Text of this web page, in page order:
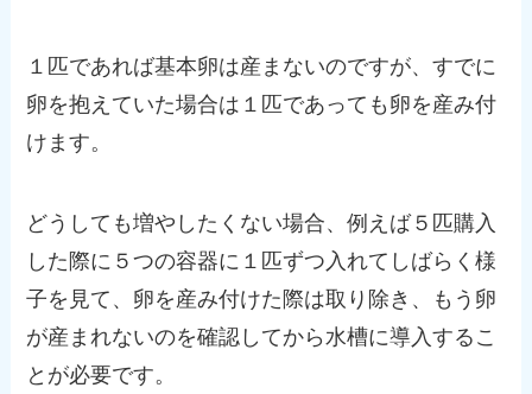
１匹であれば基本卵は産まないのですが、すでに
卵を抱えていた場合は１匹であっても卵を産み付
けます。
どうしても増やしたくない場合、例えば５匹購入
した際に５つの容器に１匹ずつ入れてしばらく様
子を見て、卵を産み付けた際は取り除き、もう卵
が産まれないのを確認してから水槽に導入するこ
とが必要です。